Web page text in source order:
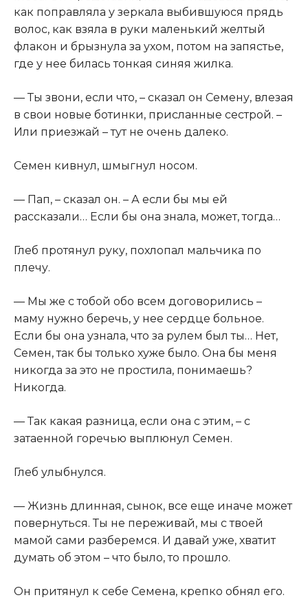
как поправляла у зеркала выбившуюся прядь
волос, как взяла в руки маленький желтый
флакон и брызнула за ухом, потом на запястье,
где у нее билась тонкая синяя жилка.​
​— Ты звони, если что, – сказал он Семену, влезая
в свои новые ботинки, присланные сестрой. –
Или приезжай – тут не очень далеко.​
​Семен кивнул, шмыгнул носом.​
​— Пап, – сказал он. – А если бы мы ей
рассказали… Если бы она знала, может, тогда…​
​Глеб протянул руку, похлопал мальчика по
плечу.​
​— Мы же с тобой обо всем договорились –
маму нужно беречь, у нее сердце больное.
Если бы она узнала, что за рулем был ты… Нет,
Семен, так бы только хуже было. Она бы меня
никогда за это не простила, понимаешь?
Никогда.​
​— Так какая разница, если она с этим, – с
затаенной горечью выплюнул Семен.​
​Глеб улыбнулся.​
​— Жизнь длинная, сынок, все еще иначе может
повернуться. Ты не переживай, мы с твоей
мамой сами разберемся. И давай уже, хватит
думать об этом – что было, то прошло.​
​Он притянул к себе Семена, крепко обнял его.​